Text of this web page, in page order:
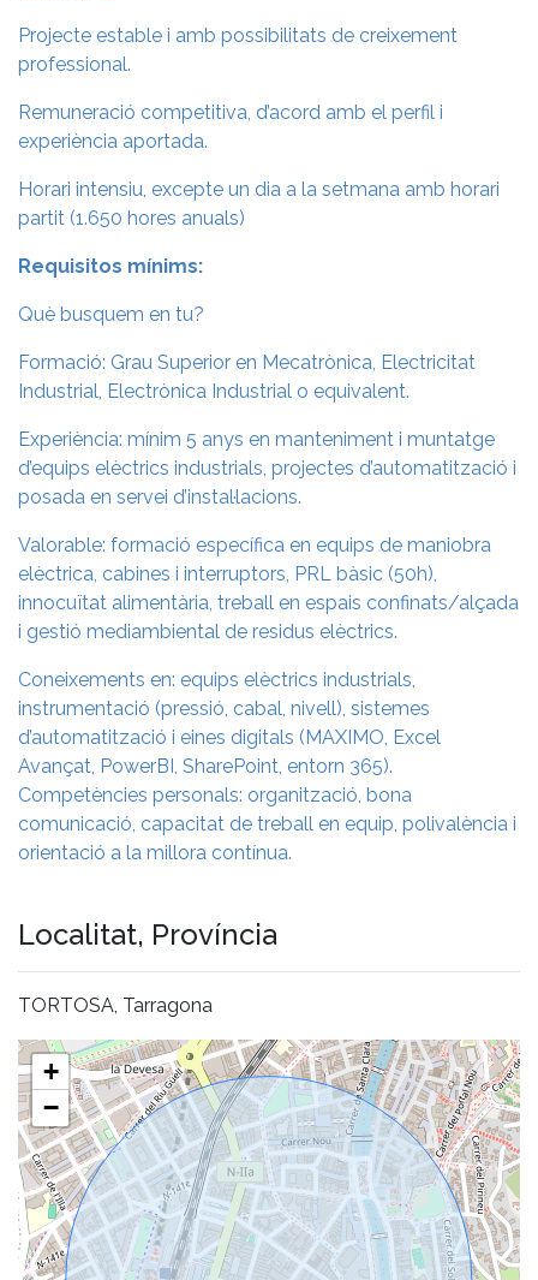
Projecte estable i amb possibilitats de creixement
professional.
Remuneració competitiva, d’acord amb el perfil i
experiència aportada.
Horari intensiu, excepte un dia a la setmana amb horari
partit (1.650 hores anuals)
Requisitos mínims:
Què busquem en tu?
Formació: Grau Superior en Mecatrònica, Electricitat
Industrial, Electrònica Industrial o equivalent.
Experiència: mínim 5 anys en manteniment i muntatge
d’equips elèctrics industrials, projectes d’automatització i
posada en servei d’instal·lacions.
Valorable: formació específica en equips de maniobra
elèctrica, cabines i interruptors, PRL bàsic (50h),
innocuïtat alimentària, treball en espais confinats/alçada
i gestió mediambiental de residus elèctrics.
Coneixements en: equips elèctrics industrials,
instrumentació (pressió, cabal, nivell), sistemes
d’automatització i eines digitals (MAXIMO, Excel
Avançat, PowerBI, SharePoint, entorn 365).
Competències personals: organització, bona
comunicació, capacitat de treball en equip, polivalència i
orientació a la millora contínua.
Localitat, Província
TORTOSA, Tarragona
+
−